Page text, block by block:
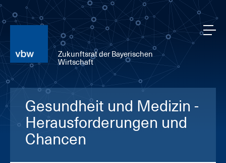
Zukunftsrat der Bayerischen
Wirtschaft
Gesundheit und Medizin -
Herausforderungen und
Chancen